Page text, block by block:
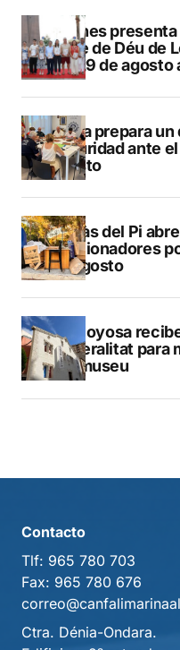
Duanes
Mare de Déu de
del 29 de agosto
Xàbia prepara
seguridad ante
agosto
L’Alfàs del Pi
sancionadores
en agosto
Villajoyosa
Generalitat para
Vilamuseu
Contacto
Tlf: 965 780 703
Fax: 965 780 676
Ctra. Dénia-Ondara.